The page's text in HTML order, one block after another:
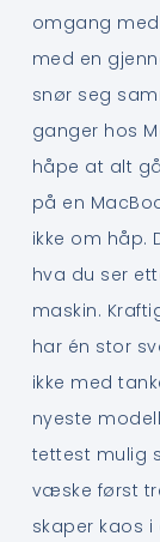
omgang
med en
snør seg
ganger hos
håpe at alt
på en
ikke om håp.
hva du ser
maskin.
har én stor
ikke med
nyeste
tettest mulig
væske først
skaper kaos